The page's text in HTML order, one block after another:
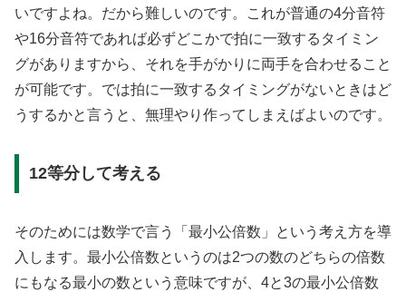
いですよね。だから難しいのです。これが普通の4分音符
や16分音符であれば必ずどこかで拍に一致するタイミン
グがありますから、それを手がかりに両手を合わせること
が可能です。では拍に一致するタイミングがないときはど
うするかと言うと、無理やり作ってしまえばよいのです。
12等分して考える
そのためには数学で言う「最小公倍数」という考え方を導
入します。最小公倍数というのは2つの数のどちらの倍数
にもなる最小の数という意味ですが、4と3の最小公倍数